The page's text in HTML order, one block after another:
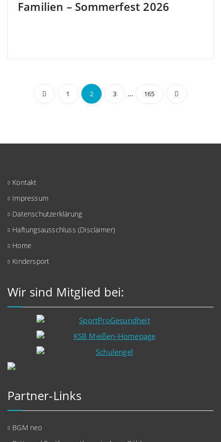
Familien – Sommerfest 2026
Seitennummerierung
1 2 3 … 165
Kontakt
Impressum
Datenschutzerklärung
Haftungsausschluss (Disclaimer)
Home
Kindersport
Wir sind Mitglied bei:
Partner-Links
BGM neo